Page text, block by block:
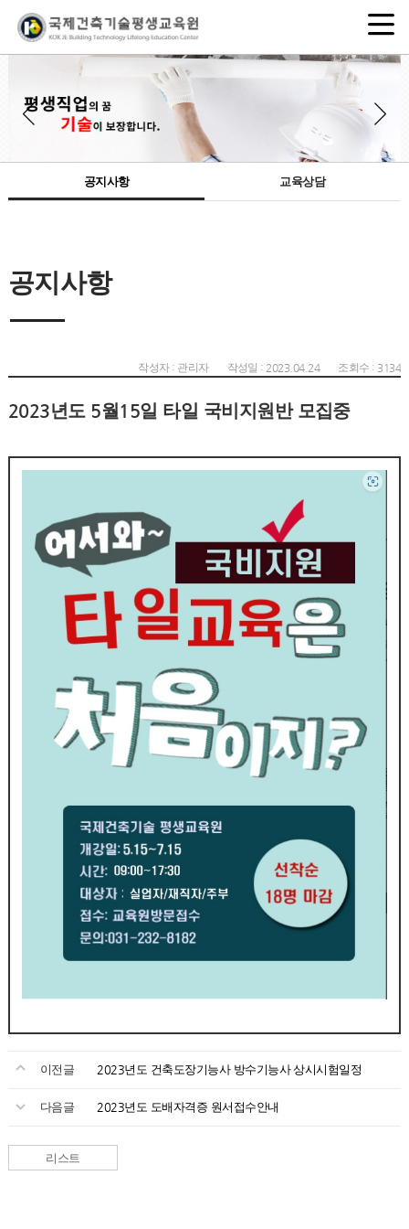
공지사항 교육상담
공지사항
작성자 : 관리자 작성일 : 2023.04.24 조회수 : 3134
2023년도 5월15일 타일 국비지원반 모집중
이전글 2023년도 건축도장기능사 방수기능사 상시시험일정
다음글 2023년도 도배자격증 원서접수안내
리스트